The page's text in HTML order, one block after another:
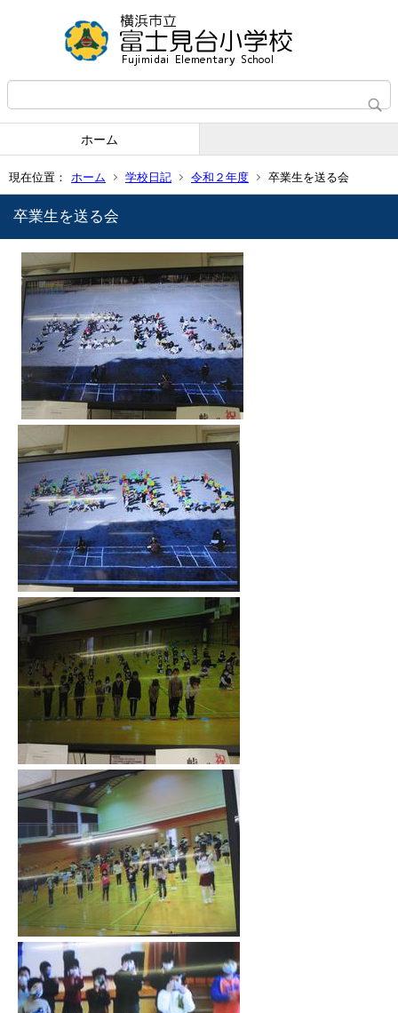
ホーム
現在位置： ホーム 学校日記 令和２年度 卒業生を送る会
卒業生を送る会